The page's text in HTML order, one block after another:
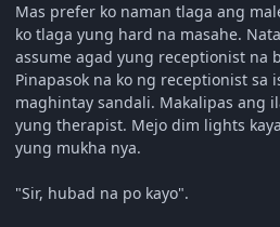
Mas prefer ko naman tlaga ang
ko tlaga yung hard na masahe.
assume agad yung receptionist na
Pinapasok na ko ng receptionist sa
maghintay sandali. Makalipas ang
yung therapist. Mejo dim lights
yung mukha nya.
"Sir, hubad na po kayo".